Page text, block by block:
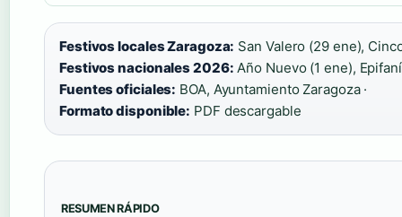
Festivos locales Zaragoza: San Valero (29 ene),
Festivos nacionales 2026: Año Nuevo (1 ene),
Fuentes oficiales: BOA, Ayuntamiento Zaragoza ·
Formato disponible: PDF descargable
RESUMEN RÁPIDO